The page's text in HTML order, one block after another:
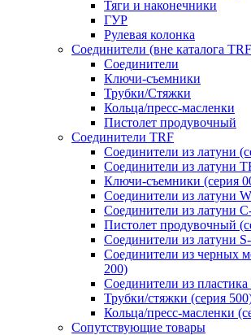
Тяги и наконечники
ГУР
Рулевая колонка
Соединители (вне каталога
Соединители
Ключи-cъемники
Трубки/Стяжки
Кольца/пресс-масленки
Пистолет продувочный
Соединители TRF
Соединители из латуни
Соединители из латуни
Ключи-съемники (серия
Соединители из латуни
Соединители из латуни
Пистолет продувочный
Соединители из латуни
Соединители из черных
200)
Соединители из пластика
Трубки/стяжки (серия
Кольца/пресс-масленки
Сопутствующие товары